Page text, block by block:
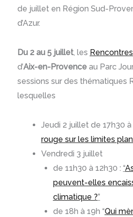
de juillet en Région Sud-
d’Azur.
Du 2 au 5 juillet, les
d’Aix-en-Provenceau Parc
sessions sur des thématiques
lesquelles
Jeudi 2 juillet de 17h30 à
rouge sur les limites
Vendredi 3 juillet
de 11h30 à 12h30 : “
peuvent-elles
climatique ?”
de 18h à 19h “Qui